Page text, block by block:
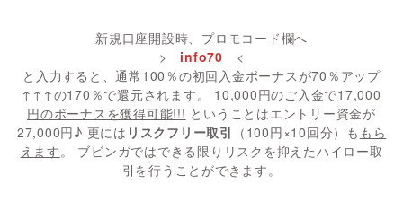
新規口座開設時、プロモコード欄へ
> info70 <
と入力すると、通常100％の初回入金ボーナスが70％アップ
↑↑↑の170％で還元されます。 10,000円のご入金で17,000
円のボーナスを獲得可能!!! ということはエントリー資金が
27,000円♪ 更には リスクフリー取引 （100円×10回分）も もら
えます 。 ブビンガではできる限りリスクを抑えたハイロー取
引を行うことができます。